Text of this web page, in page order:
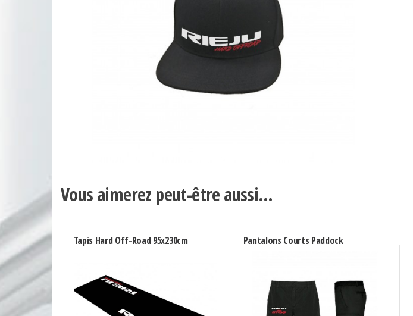
Vous aimerez peut-être aussi…
Tapis Hard Off-Road 95x230cm Pantalons Courts Paddock